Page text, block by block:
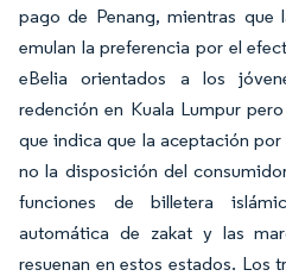
pago de Penang, mientras que
emulan la preferencia por el
eBelia orientados a los
redención en Kuala Lumpur
que indica que la aceptación
no la disposición del
funciones de billetera
automática de zakat y las
resuenan en estos estados. Los